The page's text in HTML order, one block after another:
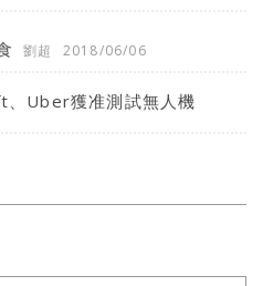
劉超 2018/06/06
Uber獲准測試無人機